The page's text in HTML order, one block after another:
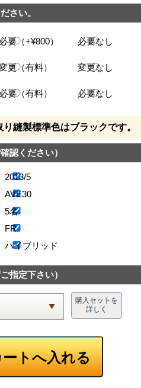
さい。
必要（+¥800） 必要なし
更（有料） 変更なし
必要（有料） 必要なし
縫製標準色はブラックです。
確認ください）
2013/5
AVE30
5名
FR
ハイブリッド
ご指定下さい）
購入セットを
詳しく